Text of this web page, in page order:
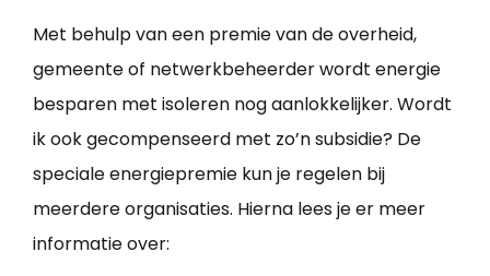
Met behulp van een premie van de overheid,
gemeente of netwerkbeheerder wordt energie
besparen met isoleren nog aanlokkelijker. Wordt
ik ook gecompenseerd met zo’n subsidie? De
speciale energiepremie kun je regelen bij
meerdere organisaties. Hierna lees je er meer
informatie over: